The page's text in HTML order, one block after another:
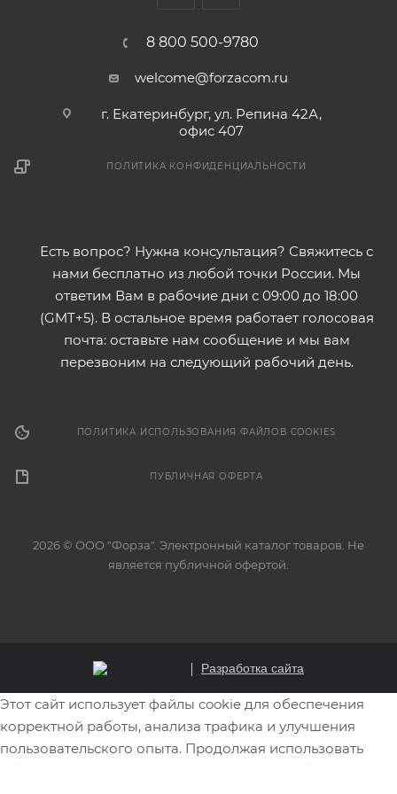
8 800 500-9780
welcome@forzacom.ru
г. Екатеринбург, ул. Репина 42А,
офис 407
ПОЛИТИКА КОНФИДЕНЦИАЛЬНОСТИ
Есть вопрос? Нужна консультация? Свяжитесь с
нами бесплатно из любой точки России. Мы
ответим Вам в рабочие дни с 09:00 до 18:00
(GMT+5). В остальное время работает голосовая
почта: оставьте нам сообщение и мы вам
перезвоним на следующий рабочий день.
ПОЛИТИКА ИСПОЛЬЗОВАНИЯ ФАЙЛОВ COOKIES
ПУБЛИЧНАЯ ОФЕРТА
2026 © ООО "Форза". Электронный каталог товаров. Не
является публичной офертой.
Разработка сайта
Этот сайт использует файлы cookie для обеспечения
корректной работы, анализа трафика и улучшения
пользовательского опыта. Продолжая использовать